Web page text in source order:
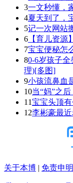
3一文秒懂，
4夏天到了，
5记一次网站
6 【育儿资
7宝宝便秘怎
80-6岁孩子
理)[多图]
9小孩流鼻血
10当“妈”之
11宝宝头顶
12李彬豪最
关于本博 | 免责申明